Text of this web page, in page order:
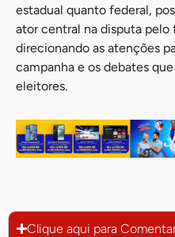
estadual quanto federal,
ator central na disputa pelo
direcionando as atenções
campanha e os debates
eleitores.
Clique aqui para